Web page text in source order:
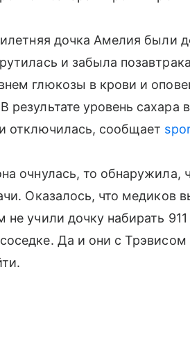
дочка Амелия
и забыла
глюкозы в крови и
результате уровень сахара
отключилась, сообщает
очнулась, то обнаружила,
Оказалось, что медиков
учили дочку набирать
Да и они с Трэвисом